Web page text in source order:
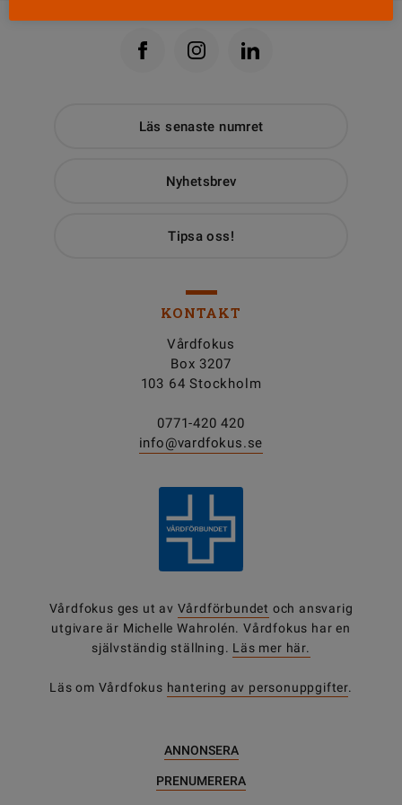
Läs senaste numret
Nyhetsbrev
Tipsa oss!
KONTAKT
Vårdfokus
Box 3207
103 64 Stockholm
0771-420 420
info@vardfokus.se
Vårdfokus ges ut av Vårdförbundet och ansvarig
utgivare är Michelle Wahrolén. Vårdfokus har en
självständig ställning. Läs mer här.
Läs om Vårdfokus hantering av personuppgifter.
ANNONSERA
PRENUMERERA